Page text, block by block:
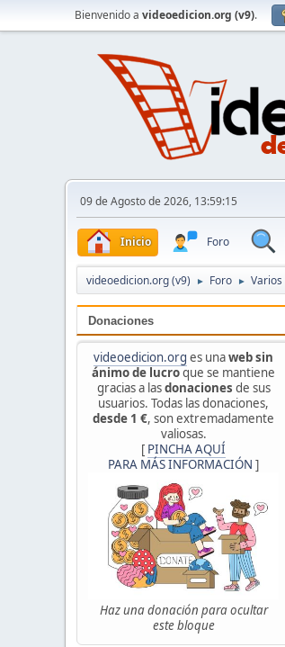
Bienvenido a videoedicion.org (v9).
09 de Agosto de 2026, 13:59:15
Inicio Foro
videoedicion.org (v9) ► Foro ► Varios
Donaciones
videoedicion.org es unaweb sin
ánimo de lucroque se mantiene
gracias a lasdonaciones de sus
usuarios. Todas las donaciones,
desde 1 €, son extremadamente
valiosas.
[ PINCHA AQUÍ
PARA MÁS INFORMACIÓN ]
Haz una donación para ocultar
este bloque